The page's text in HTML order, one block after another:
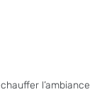
l’ambiance